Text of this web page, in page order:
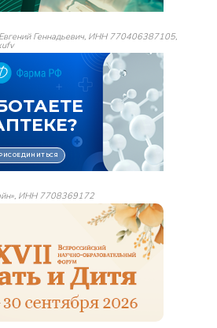
Геннадьевич, ИНН 770406387105,
ИНН 7708369172